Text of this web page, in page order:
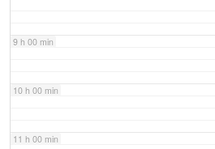
9 h 00 min
10 h 00 min
11 h 00 min